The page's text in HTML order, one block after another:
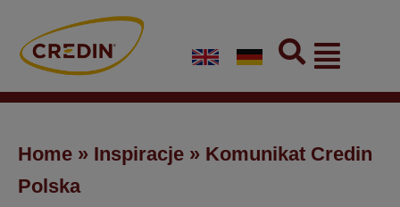
content
Flyout
Menu
Home » Inspiracje » Komunikat Credin
Polska